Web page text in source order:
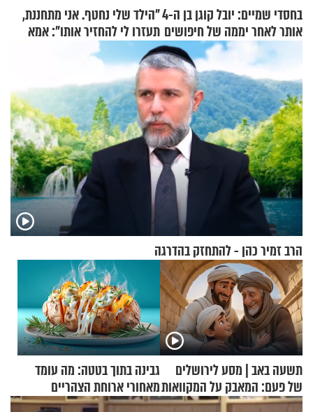
בחסדי שמיים: יובל קוגן בן ה-4
אותר לאחר יממה של חיפושים
"הילד שלי נחטף. אני מתחננת,
תעזרו לי להחזיר אותו": אמא
של יובל בן ה-4 בריאיון דומע
הרב זמיר כהן - להתחזק בהדרגה
תשעה באב | מסע לירושלים
של פעם: המאבק על המקוואות
גבינה בתוך בטטה: מה עומד
מאחורי ארוחת הצהריים
שכבשה את הרשת?